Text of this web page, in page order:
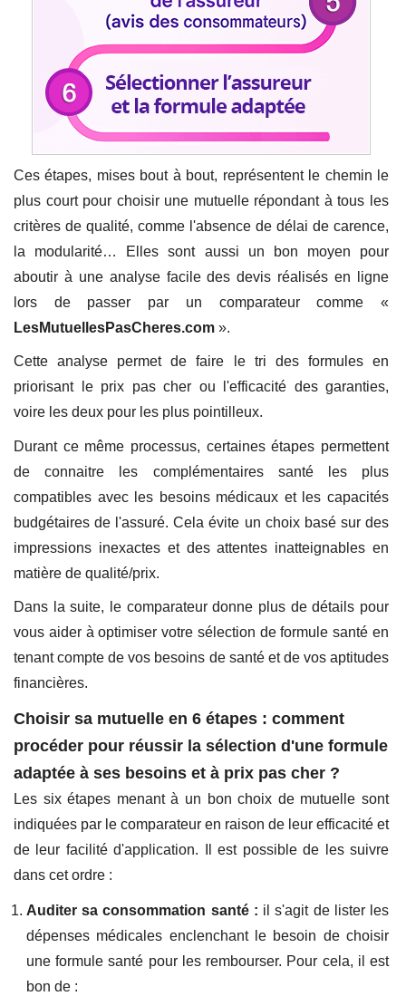
Ces étapes, mises bout à bout, représentent le chemin le
plus court pour choisir une mutuelle répondant à tous les
critères de qualité, comme l'absence de délai de carence,
la modularité… Elles sont aussi un bon moyen pour
aboutir à une analyse facile des devis réalisés en ligne
lors de passer par un comparateur comme «
LesMutuellesPasCheres.com ».
Cette analyse permet de faire le tri des formules en
priorisant le prix pas cher ou l'efficacité des garanties,
voire les deux pour les plus pointilleux.
Durant ce même processus, certaines étapes permettent
de connaitre les complémentaires santé les plus
compatibles avec les besoins médicaux et les capacités
budgétaires de l'assuré. Cela évite un choix basé sur des
impressions inexactes et des attentes inatteignables en
matière de qualité/prix.
Dans la suite, le comparateur donne plus de détails pour
vous aider à optimiser votre sélection de formule santé en
tenant compte de vos besoins de santé et de vos aptitudes
financières.
Choisir sa mutuelle en 6 étapes : comment
procéder pour réussir la sélection d'une formule
adaptée à ses besoins et à prix pas cher ?
Les six étapes menant à un bon choix de mutuelle sont
indiquées par le comparateur en raison de leur efficacité et
de leur facilité d'application. Il est possible de les suivre
dans cet ordre :
Auditer sa consommation santé : il s'agit de lister les
dépenses médicales enclenchant le besoin de choisir
une formule santé pour les rembourser. Pour cela, il est
bon de :